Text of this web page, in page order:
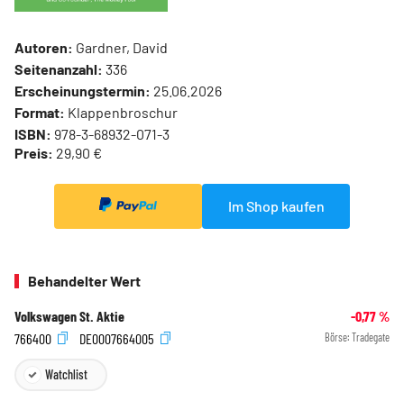
Autoren: Gardner, David
Seitenanzahl: 336
Erscheinungstermin: 25.06.2026
Format: Klappenbroschur
ISBN: 978-3-68932-071-3
Preis: 29,90 €
Im Shop kaufen
Behandelter Wert
Volkswagen St. Aktie -0,77%
766400
DE0007664005 Börse: Tradegate
Watchlist